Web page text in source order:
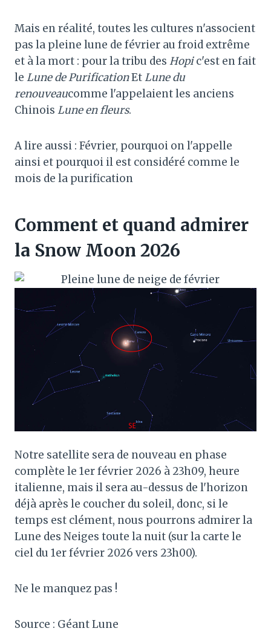
Mais en réalité, toutes les cultures n'associent
pas la pleine lune de février au froid extrême
et à la mort : pour la tribu des Hopic'est en fait
le Lune de PurificationEtLune du
renouveaucomme l'appelaient les anciens
Chinois Lune en fleurs.
A lire aussi : Février, pourquoi on l'appelle
ainsi et pourquoi il est considéré comme le
mois de la purification
Comment et quand admirer
la Snow Moon 2026
Notre satellite sera de nouveau en phase
complète le 1er février 2026 à 23h09, heure
italienne, mais il sera au-dessus de l'horizon
déjà après le coucher du soleil, donc, si le
temps est clément, nous pourrons admirer la
Lune des Neiges toute la nuit (sur la carte le
ciel du 1er février 2026 vers 23h00).
Ne le manquez pas !
Source : Géant Lune